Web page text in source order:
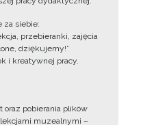
za siebie:
przebieranki, zajęcia
dziękujemy!”
i kreatywnej pracy.
oraz pobierania plików
muzealnymi –